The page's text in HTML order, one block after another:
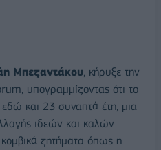
Μπεζαντάκου , κήρυξε την
υπογραμμίζοντας ότι το
εδώ και 23 συναπτά έτη, μια
ιδεών και καλών
ζητήματα όπως η